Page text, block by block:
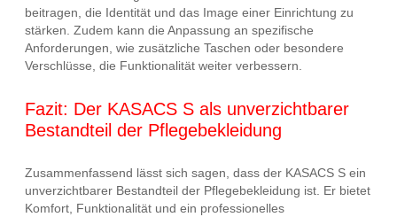
beitragen, die Identität und das Image einer Einrichtung zu
stärken. Zudem kann die Anpassung an spezifische
Anforderungen, wie zusätzliche Taschen oder besondere
Verschlüsse, die Funktionalität weiter verbessern.
Fazit: Der KASACS S als unverzichtbarer
Bestandteil der Pflegebekleidung
Zusammenfassend lässt sich sagen, dass der KASACS S ein
unverzichtbarer Bestandteil der Pflegebekleidung ist. Er bietet
Komfort, Funktionalität und ein professionelles